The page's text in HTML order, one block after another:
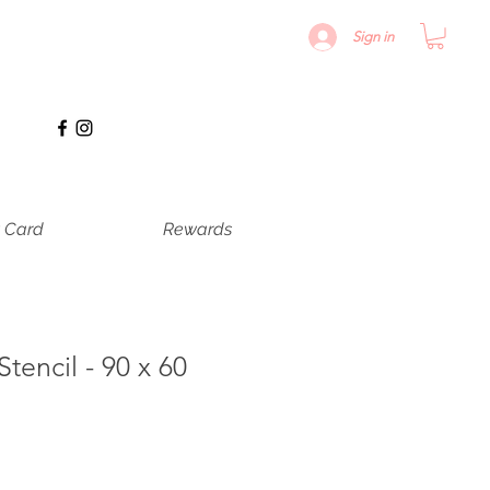
Sign in
Card Rewards
- 90 x 60